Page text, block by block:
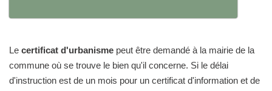
Le certificat d'urbanisme peut être demandé à la mairie de la
commune où se trouve le bien qu'il concerne. Si le délai
d'instruction est de un mois pour un certificat d'information et de